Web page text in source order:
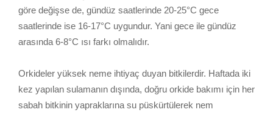
göre değişse de, gündüz saatlerinde 20-25°C gece
saatlerinde ise 16-17°C uygundur. Yani gece ile gündüz
arasında 6-8°C ısı farkı olmalıdır.
Orkideler yüksek neme ihtiyaç duyan bitkilerdir. Haftada iki
kez yapılan sulamanın dışında, doğru orkide bakımı için her
sabah bitkinin yapraklarına su püskürtülerek nem